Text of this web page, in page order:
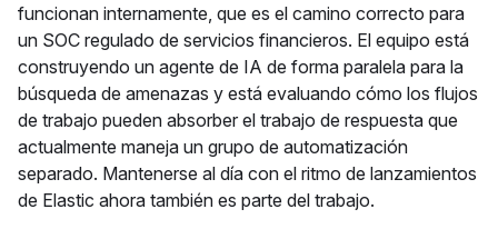
funcionan internamente, que es el camino correcto para
un SOC regulado de servicios financieros. El equipo está
construyendo un agente de IA de forma paralela para la
búsqueda de amenazas y está evaluando cómo los flujos
de trabajo pueden absorber el trabajo de respuesta que
actualmente maneja un grupo de automatización
separado. Mantenerse al día con el ritmo de lanzamientos
de Elastic ahora también es parte del trabajo.